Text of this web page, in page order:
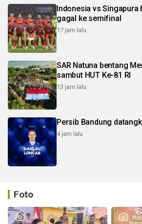
Indonesia vs Singapura
gagal ke semifinal
17 jam lalu
SAR Natuna bentang
sambut HUT Ke-81 RI
13 jam lalu
Persib Bandung
4 jam lalu
Foto